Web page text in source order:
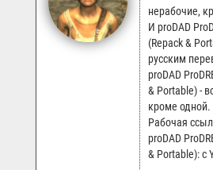
нерабочие,
И proDAD
(Repack &
русским
proDAD
& Portable) -
кроме одной.
Рабочая
proDAD
& Portable): с